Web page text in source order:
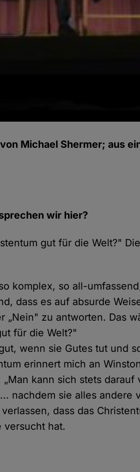
Michael Shermer; aus
wir hier?
gut für die Welt?"
komplex, so all-
dass es auf absurde
„Nein" zu antworten. Das
für die Welt?"
wenn sie Gutes tut und
erinnert mich an
„Man kann sich stets
nachdem sie alles andere
dass das
versucht hat.